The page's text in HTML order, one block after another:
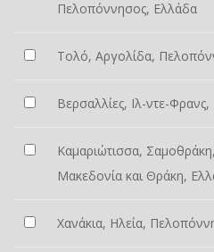
Πελοπόννησος, Ελλάδα
Τολό, Αργολίδα,
Βερσαλλίες, Ιλ-ντε-Φρανς,
Καμαριώτισσα,
Μακεδονία και Θράκη,
Χανάκια, Ηλεία,